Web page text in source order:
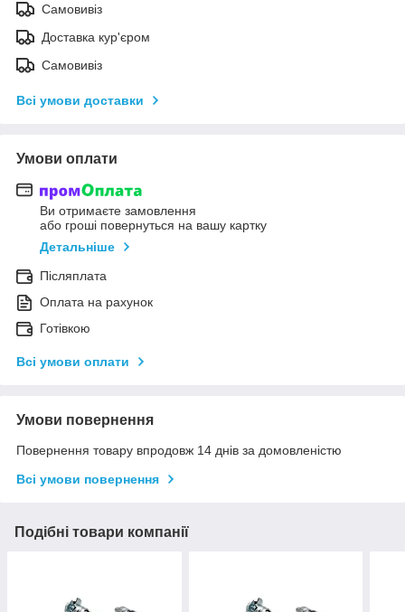
Самовивіз
Доставка кур'єром
Самовивіз
Всі умови доставки
Умови оплати
Ви отримаєте замовлення
або гроші повернуться на вашу картку
Детальніше
Післяплата
Оплата на рахунок
Готівкою
Всі умови оплати
Умови повернення
Повернення товару впродовж 14 днів за домовленістю
Всі умови повернення
Подібні товари компанії